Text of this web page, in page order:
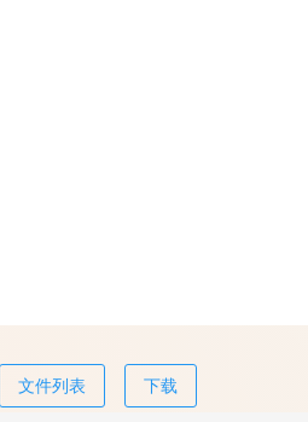
文件列表 下载